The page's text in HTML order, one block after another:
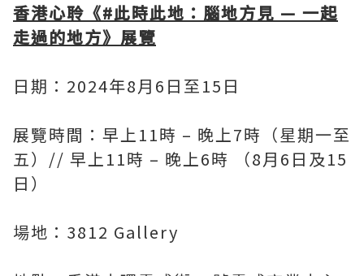
香港心聆《#此時此地：腦地方見 — 一起
走過的地方》展覽
日期：2024年8月6日至15日
展覽時間：早上11時 – 晚上7時（星期一至
五）// 早上11時 – 晚上6時 （8月6日及15
日）
場地：3812 Gallery